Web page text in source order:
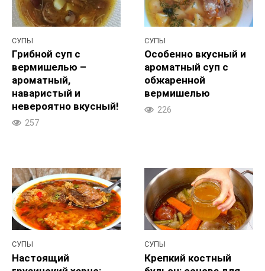
СУПЫ
Грибной суп с
вермишелью –
ароматный,
наваристый и
невероятно вкусный!
257
СУПЫ
Особенно вкусный и
ароматный суп с
обжаренной
вермишелью
226
СУПЫ
Настоящий
СУПЫ
Крепкий костный